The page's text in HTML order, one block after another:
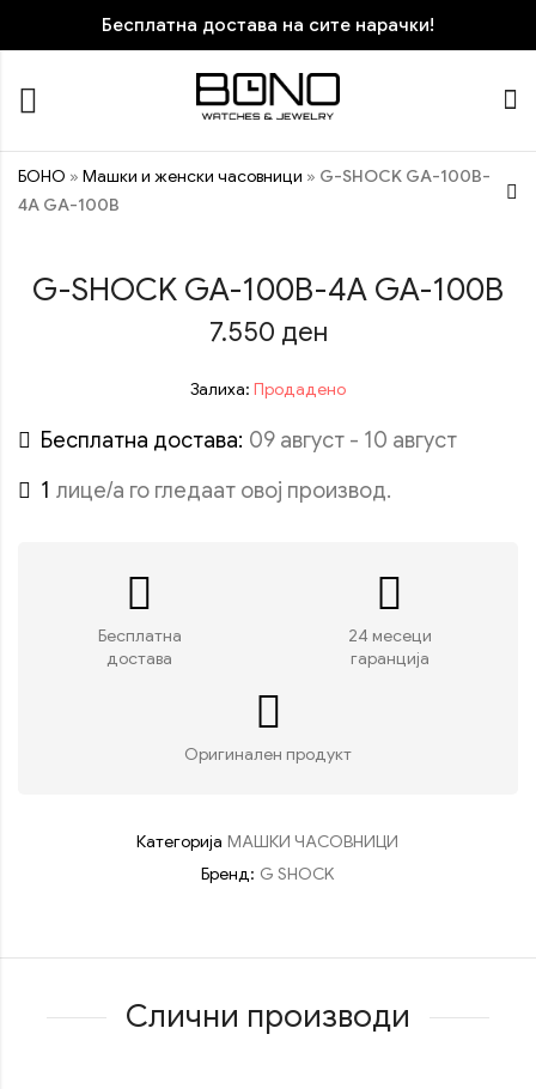
Бесплатна достава на сите нарачки!
БОНО » Машки и женски часовници » G-SHOCK GA-100B-
4A GA-100B
3.970ден
G-SHOCK GA-100B-4A GA-100B
7.550 ден
Залиха: Продадено
Бесплатна достава: 09 август - 10 август
1 лице/а го гледаат овој производ.
Бесплатна
достава
24 месеци
гаранција
Оригинален продукт
Категорија МАШКИ ЧАСОВНИЦИ
Бренд: G SHOCK
Слични производи